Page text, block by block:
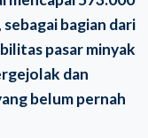
bagian dari
pasar minyak
dan
belum pernah